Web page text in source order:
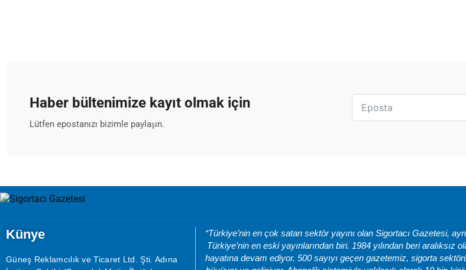
Haber bültenimize kayıt olmak için
Lütfen epostanızı bizimle paylaşın.
Künye
Güneş Reklamcılık ve Ticaret Ltd. Şti. Adına
“Türkiye’nin en çok satan sektör yayını olan Sigortacı Gazetesi,
Türkiye’nin en eski yayınlarından biri. 1984 yılından beri aralıksız
hayatına devam ediyor. 500 sayıyı geçen gazetemiz, sigorta